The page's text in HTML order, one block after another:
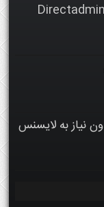
نیاز به لایسنس